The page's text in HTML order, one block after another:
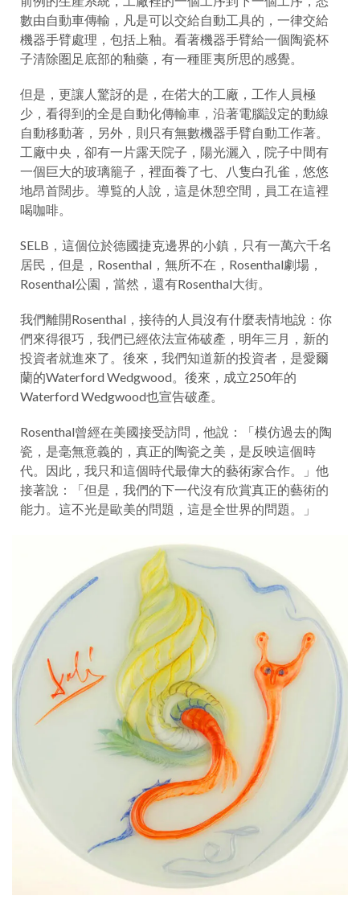
數由自動車傳輸，凡是可以交給自動工具的，一律交給
機器手臂處理，包括上釉。看著機器手臂給一個陶瓷杯
子清除圏足底部的釉藥，有一種匪夷所思的感覺。
但是，更讓人驚訝的是，在偌大的工廠，工作人員極
少，看得到的全是自動化傳輸車，沿著電腦設定的動線
自動移動著，另外，則只有無數機器手臂自動工作著。
工廠中央，卻有一片露天院子，陽光灑入，院子中間有
一個巨大的玻璃籠子，裡面養了七、八隻白孔雀，悠悠
地昂首闊步。導覧的人說，這是休憩空間，員工在這裡
喝咖啡。
SELB，這個位於德國捷克邊界的小鎮，只有一萬六千名
居民，但是，Rosenthal，無所不在，Rosenthal劇場，
Rosenthal公園，當然，還有Rosenthal大街。
我們離開Rosenthal，接待的人員沒有什麼表情地說：你
們來得很巧，我們已經依法宣佈破產，明年三月，新的
投資者就進來了。後來，我們知道新的投資者，是愛爾
蘭的Waterford Wedgwood。後來，成立250年的
Waterford Wedgwood也宣告破產。
Rosenthal曾經在美國接受訪問，他說：「模仿過去的陶
瓷，是毫無意義的，真正的陶瓷之美，是反映這個時
代。因此，我只和這個時代最偉大的藝術家合作。」他
接著說：「但是，我們的下一代沒有欣賞真正的藝術的
能力。這不光是歐美的問題，這是全世界的問題。」